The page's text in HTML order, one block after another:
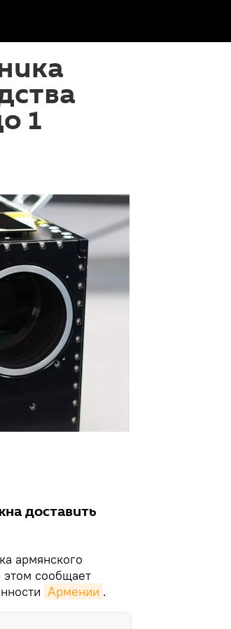
1
доставить
армянского
этом сообщает
Армении .